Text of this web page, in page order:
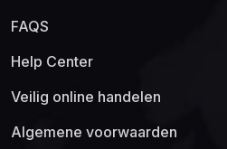
FAQS
Help Center
Veilig online handelen
Algemene voorwaarden